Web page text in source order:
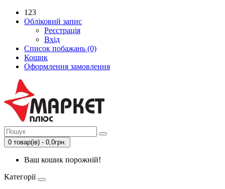
123
Обліковий запис
Реєстрація
Вхід
Список побажань (0)
Кошик
Оформлення замовлення
0 товар(ів) - 0,0грн.
Ваш кошик порожній!
Категорії